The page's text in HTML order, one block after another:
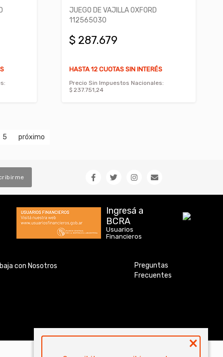
JUEGO DE VAJILLA OXFORD
112565030
$ 287.679
HASTA 12 CUOTAS SIN INTERÉS
Precio Sin Impuestos Nacionales:
$ 237.751,24
5 próximo
Ingresá a
BCRA
Usuarios
Financieros
con Nosotros
Preguntas
Frecuentes
×